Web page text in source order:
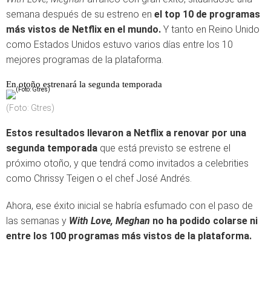
semana después de su estreno en el top 10 de programas
más vistos de Netflix en el mundo. Y tanto en Reino Unido
como Estados Unidos estuvo varios días entre los 10
mejores programas de la plataforma.
En otoño estrenará la segunda temporada
(Foto: Gtres)
Estos resultados llevaron a Netflix a renovar por una
segunda temporada que está previsto se estrene el
próximo otoño, y que tendrá como invitados a celebrities
como Chrissy Teigen o el chef José Andrés.
Ahora, ese éxito inicial se habría esfumado con el paso de
las semanas y With Love, Meghan no ha podido colarse ni
entre los 100 programas más vistos de la plataforma.